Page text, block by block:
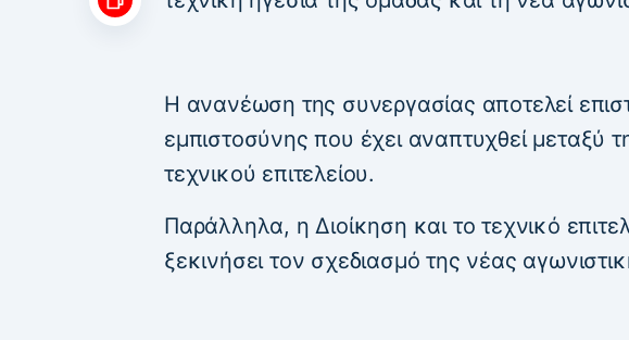
Η ανανέωση της συνεργασίας αποτελεί
εμπιστοσύνης που έχει αναπτυχθεί μεταξύ
τεχνικού επιτελείου.
Παράλληλα, η Διοίκηση και το τεχνικό
ξεκινήσει τον σχεδιασμό της νέας